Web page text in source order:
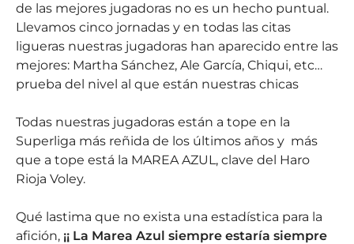
de las mejores jugadoras no es un hecho puntual.
Llevamos cinco jornadas y en todas las citas
ligueras nuestras jugadoras han aparecido entre las
mejores: Martha Sánchez, Ale García, Chiqui, etc…
prueba del nivel al que están nuestras chicas
Todas nuestras jugadoras están a tope en la
Superliga más reñida de los últimos años y más
que a tope está la MAREA AZUL, clave del Haro
Rioja Voley.
Qué lastima que no exista una estadística para la
afición, ¡¡ La Marea Azul siempre estaría siempre